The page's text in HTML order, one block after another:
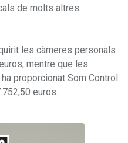
de molts altres
les càmeres personals
mentre que les
proporcionat Som Control
euros.